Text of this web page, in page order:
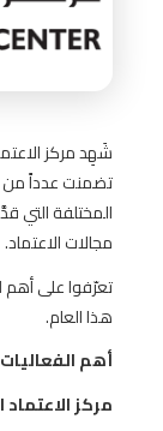
شَهِد مركز
تضمنت عدداً من
المختلفة التي
مجالات الاعتماد.
تعرّفوا على أهم
هذا العام.
أهم
مركز